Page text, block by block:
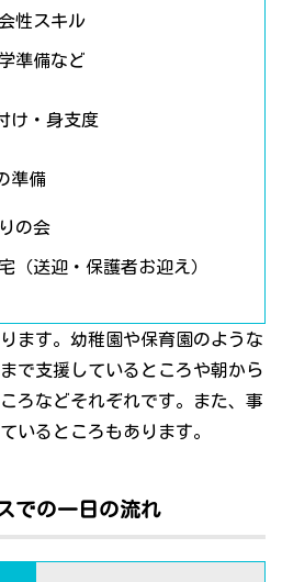
性スキル
準備など
け・身支度
準備
の会
（送迎・保護者お迎え）
ます。幼稚園や保育園のような
で支援しているところや朝から
ろなどそれぞれです。また、事
いるところもあります。
での一日の流れ